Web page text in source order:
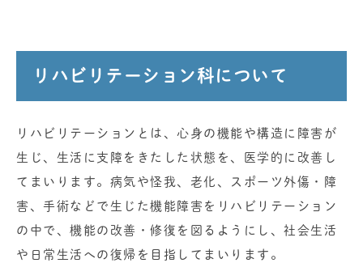
リハビリテーション科について
リハビリテーションとは、心身の機能や構造に障害が
生じ、生活に支障をきたした状態を、医学的に改善し
てまいります。病気や怪我、老化、スポーツ外傷・障
害、手術などで生じた機能障害をリハビリテーション
の中で、機能の改善・修復を図るようにし、社会生活
や日常生活への復帰を目指してまいります。